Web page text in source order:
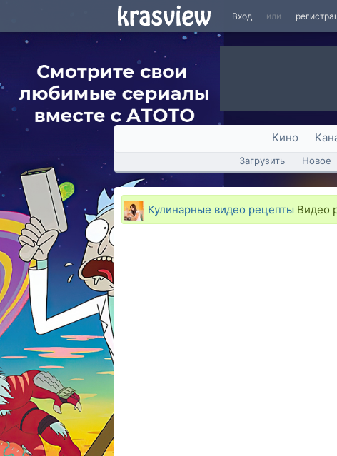
Вход или
Кино
Загрузить Новое
Кулинарные видео рецепты Видео